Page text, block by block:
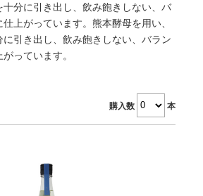
分に引き出し、飲み飽きしない、バ
上がっています。熊本酵母を用い、
引き出し、飲み飽きしない、バラン
っています。
購入数 本